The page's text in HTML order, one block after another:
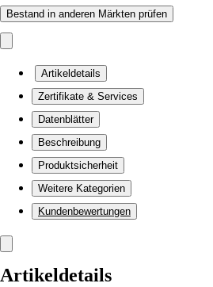
Bestand in anderen Märkten prüfen
Artikeldetails
Zertifikate & Services
Datenblätter
Beschreibung
Produktsicherheit
Weitere Kategorien
Kundenbewertungen
Artikeldetails